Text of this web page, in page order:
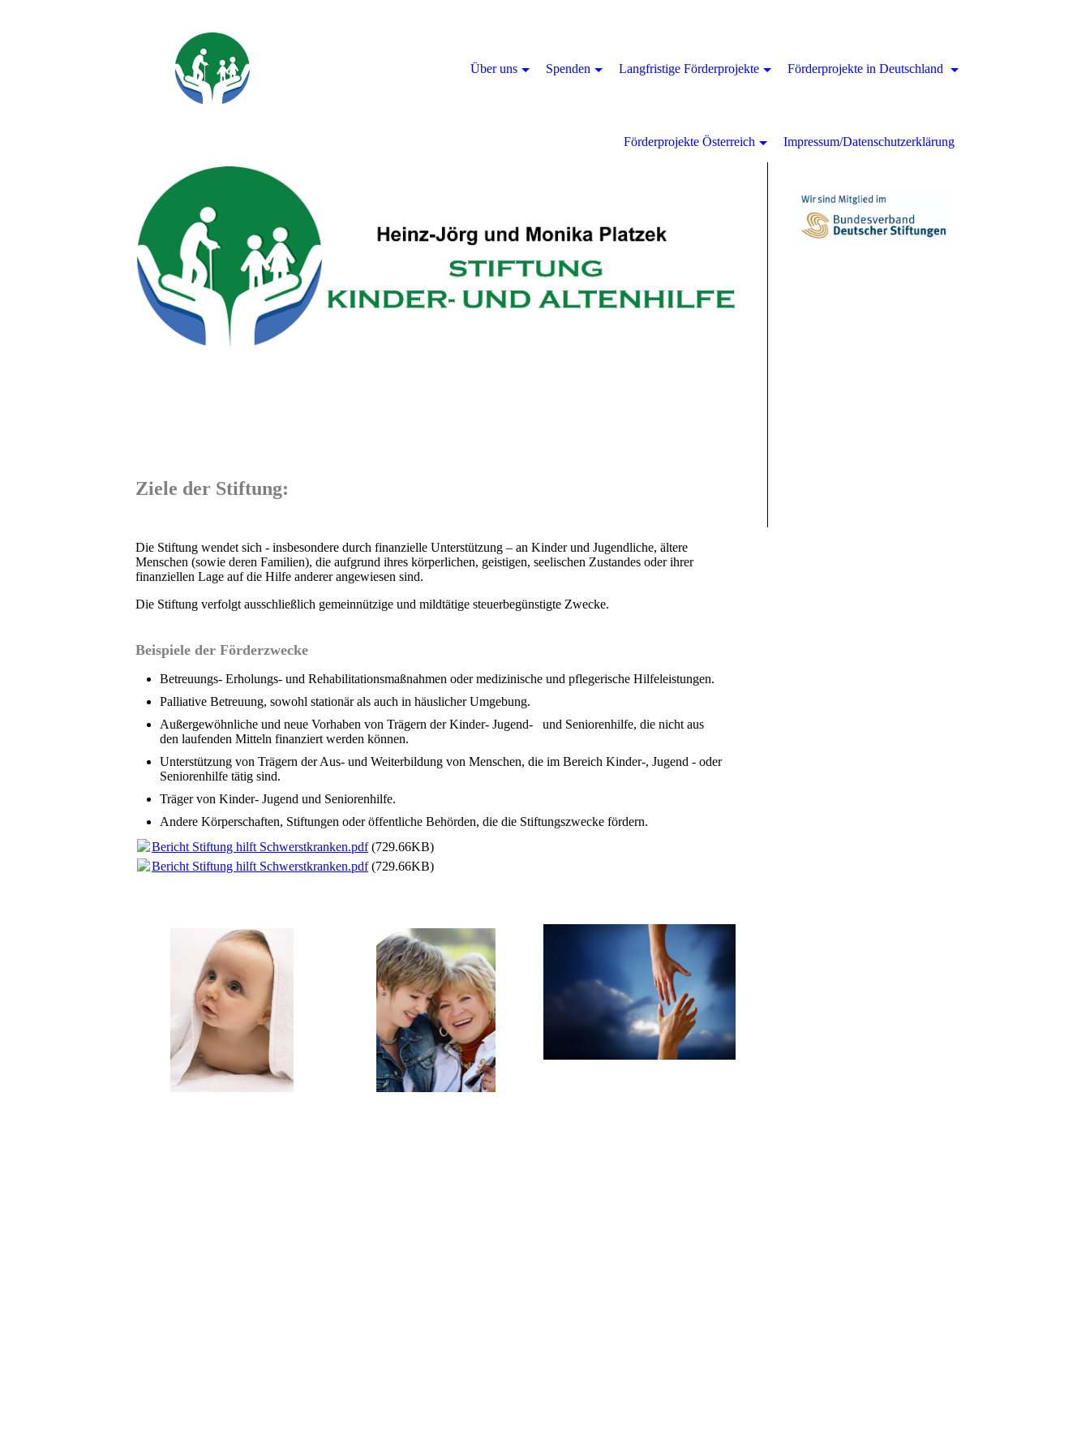
Ziele der Stiftung:
Die Stiftung wendet sich - insbesondere durch finanzielle Unterstützung – an Kinder und Jugendliche, ältere
Menschen (sowie deren Familien), die aufgrund ihres körperlichen, geistigen, seelischen Zustandes oder ihrer
finanziellen Lage auf die Hilfe anderer angewiesen sind.
Die Stiftung verfolgt ausschließlich gemeinnützige und mildtätige steuerbegünstigte Zwecke.
Beispiele der Förderzwecke
Betreuungs- Erholungs- und Rehabilitationsmaßnahmen oder medizinische und pflegerische Hilfeleistungen.
Palliative Betreuung, sowohl stationär als auch in häuslicher Umgebung.
Außergewöhnliche und neue Vorhaben von Trägern der Kinder- Jugend- und Seniorenhilfe, die nicht aus
den laufenden Mitteln finanziert werden können.
Unterstützung von Trägern der Aus- und Weiterbildung von Menschen, die im Bereich Kinder-, Jugend - oder
Seniorenhilfe tätig sind.
Träger von Kinder- Jugend und Seniorenhilfe.
Andere Körperschaften, Stiftungen oder öffentliche Behörden, die die Stiftungszwecke fördern.
Bericht Stiftung hilft Schwerstkranken.pdf(729.66KB)
Bericht Stiftung hilft Schwerstkranken.pdf(729.66KB)
Über uns Spenden Langfristige Förderprojekte Förderprojekte in Deutschland
Förderprojekte Österreich Impressum/Datenschutzerklärung